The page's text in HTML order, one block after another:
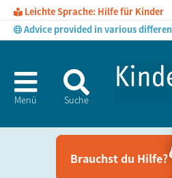
Leichte Sprache: Hilfe für Kinder
Advice provided in various
Menü Suche
Brauchst du Hil­fe?